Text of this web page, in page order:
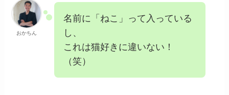
おかちん
名前に「ねこ」って入っている
し、
これは猫好きに違いない！
（笑）